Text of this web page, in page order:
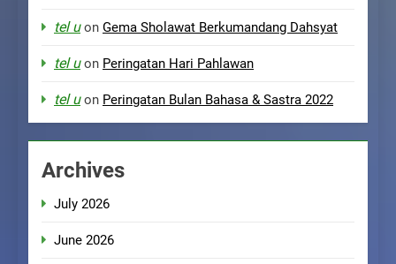
tel uon Gema Sholawat Berkumandang Dahsyat
tel uon Peringatan Hari Pahlawan
tel uon Peringatan Bulan Bahasa & Sastra 2022
Archives
July 2026
June 2026